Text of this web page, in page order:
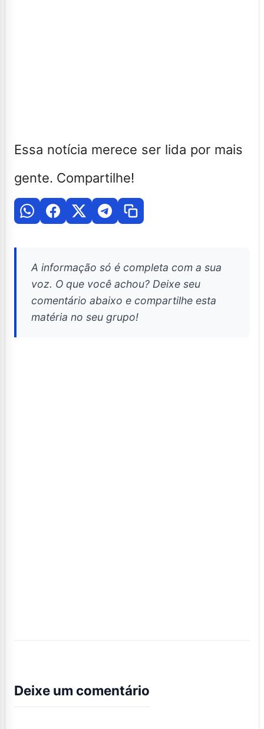
Essa notícia merece ser lida por mais
gente. Compartilhe!
A informação só é completa com a sua
voz. O que você achou? Deixe seu
comentário abaixo e compartilhe esta
matéria no seu grupo!
Deixe um comentário